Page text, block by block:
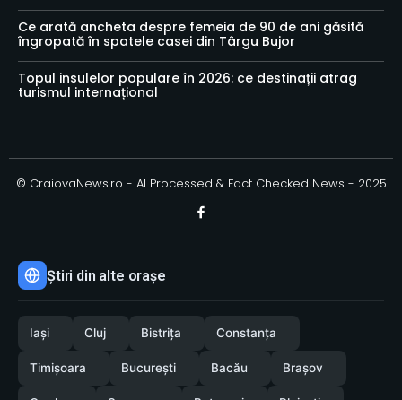
Ce arată ancheta despre femeia de 90 de ani găsită
îngropată în spatele casei din Târgu Bujor
Topul insulelor populare în 2026: ce destinații atrag
turismul internațional
© CraiovaNews.ro - AI Processed & Fact Checked News - 2025
Știri din alte orașe
Iași Cluj Bistrița Constanța
Timișoara București Bacău Brașov